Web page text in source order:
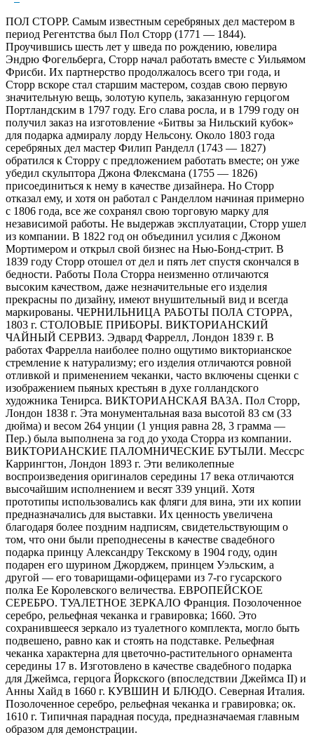
ПОЛ СТОРР. Самым известным серебряных дел мастером в
период Регентства был Пол Сторр (1771 — 1844).
Проучившись шесть лет у шведа по рождению, ювелира
Эндрю Фогельберга, Сторр начал работать вместе с Уильямом
Фрисби. Их партнерство продолжалось всего три года, и
Сторр вскоре стал старшим мастером, создав свою первую
значительную вещь, золотую купель, заказанную герцогом
Портландским в 1797 году. Его слава росла, и в 1799 году он
получил заказ на изготовление «Битвы за Нильский кубок»
для подарка адмиралу лорду Нельсону. Около 1803 года
серебряных дел мастер Филип Ранделл (1743 — 1827)
обратился к Сторру с предложением работать вместе; он уже
убедил скульптора Джона Флексмана (1755 — 1826)
присоединиться к нему в качестве дизайнера. Но Сторр
отказал ему, и хотя он работал с Ранделлом начиная примерно
с 1806 года, все же сохранял свою торговую марку для
независимой работы. Не выдержав эксплуатации, Сторр ушел
из компании. В 1822 год он объединил усилия с Джоном
Мортимером и открыл свой бизнес на Нью-Бонд-стрит. В
1839 году Сторр отошел от дел и пять лет спустя скончался в
бедности. Работы Пола Сторра неизменно отличаются
высоким качеством, даже незначительные его изделия
прекрасны по дизайну, имеют внушительный вид и всегда
маркированы. ЧЕРНИЛЬНИЦА РАБОТЫ ПОЛА СТОРРА,
1803 г. СТОЛОВЫЕ ПРИБОРЫ. ВИКТОРИАНСКИЙ
ЧАЙНЫЙ СЕРВИЗ. Эдвард Фаррелл, Лондон 1839 г. В
работах Фаррелла наиболее полно ощутимо викторианское
стремление к натурализму; его изделия отличаются ровной
отливкой и применением чеканки, часто включены сценки с
изображением пьяных крестьян в духе голландского
художника Тенирса. ВИКТОРИАНСКАЯ ВАЗА. Пол Сторр,
Лондон 1838 г. Эта монументальная ваза высотой 83 см (33
дюйма) и весом 264 унции (1 унция равна 28, 3 грамма —
Пер.) была выполнена за год до ухода Сторра из компании.
ВИКТОРИАНСКИЕ ПАЛОМНИЧЕСКИЕ БУТЫЛИ. Мессрс
Каррингтон, Лондон 1893 г. Эти великолепные
воспроизведения оригиналов середины 17 века отличаются
высочайшим исполнением и весят 339 унций. Хотя
прототипы использовались как фляги для вина, эти их копии
предназначались для выставки. Их ценность увеличена
благодаря более поздним надписям, свидетельствующим о
том, что они были преподнесены в качестве свадебного
подарка принцу Александру Текскому в 1904 году, один
подарен его шурином Джорджем, принцем Уэльским, а
другой — его товарищами-офицерами из 7-го гусарского
полка Ее Королевского величества. ЕВРОПЕЙСКОЕ
СЕРЕБРО. ТУАЛЕТНОЕ ЗЕРКАЛО Франция. Позолоченное
серебро, рельефная чеканка и гравировка; 1660. Это
сохранившееся зеркало из туалетного комплекта, могло быть
подвешено, равно как и стоять на подставке. Рельефная
чеканка характерна для цветочно-растительного орнамента
середины 17 в. Изготовлено в качестве свадебного подарка
для Джеймса, герцога Йоркского (впоследствии Джеймса II) и
Анны Хайд в 1660 г. КУВШИН И БЛЮДО. Северная Италия.
Позолоченное серебро, рельефная чеканка и гравировка; ок.
1610 г. Типичная парадная посуда, предназначаемая главным
образом для демонстрации.